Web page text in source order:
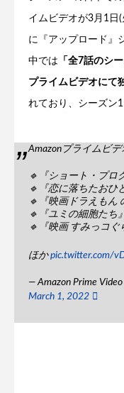
イムビデオが3月1日
に『アップロード』
中では 「全7話のシ
プライムビデオにて
れており、シーズン
Amazonプライムビ
🔹『ショート・プロ
🔹『恋に落ちたおひ
🔹『映画ドラえもん
🔹『ユミの細胞たち』
🔹『映画 すみっコぐ
ほかpic.twitter.com/
— Amazon Prime
March 1, 2022